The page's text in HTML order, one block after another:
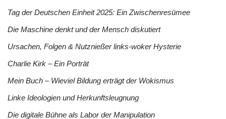
Tag der Deutschen Einheit 2025: Ein Zwischenresümee
Die Maschine denkt und der Mensch diskutiert
Ursachen, Folgen & Nutznießer links-woker Hysterie
Charlie Kirk – Ein Porträt
Mein Buch – Wieviel Bildung erträgt der Wokismus
Linke Ideologien und Herkunftsleugnung
Die digitale Bühne als Labor der Manipulation